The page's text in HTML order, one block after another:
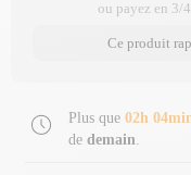
ou payez en 3/
Ce produit
Plus que 02h
de demain.